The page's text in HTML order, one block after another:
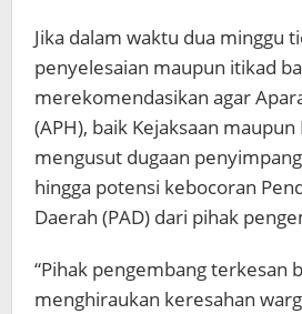
Jika dalam waktu dua minggu
penyelesaian maupun itikad
merekomendasikan agar
(APH), baik Kejaksaan maupun
mengusut dugaan
hingga potensi kebocoran
Daerah (PAD) dari pihak
“Pihak pengembang terkesan
menghiraukan keresahan